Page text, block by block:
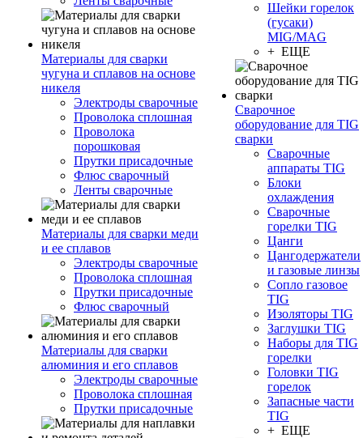
Материалы для сварки
чугуна и сплавов на основе
никеля
Электроды сварочные
Проволока сплошная
Проволока
порошковая
Прутки присадочные
Флюс сварочный
Ленты сварочные
Материалы для сварки меди
и ее сплавов
Электроды сварочные
Проволока сплошная
Прутки присадочные
Флюс сварочный
Материалы для сварки
алюминия и его сплавов
Электроды сварочные
Проволока сплошная
Прутки присадочные
Шейки горелок
(гусаки)
MIG/MAG
+ ЕЩЕ
Сварочное
оборудование для TIG
сварки
Сварочные
аппараты TIG
Блоки
охлаждения
Сварочные
горелки TIG
Цанги
Цангодержатели
и газовые линзы
Сопло газовое
TIG
Изоляторы TIG
Заглушки TIG
Наборы для TIG
горелки
Головки TIG
горелок
Запасные части
TIG
+ ЕЩЕ